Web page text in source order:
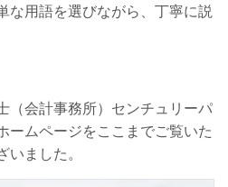
な用語を選びながら、丁寧に説
（会計事務所）センチュリーパ
ームページをここまでご覧いた
いました。